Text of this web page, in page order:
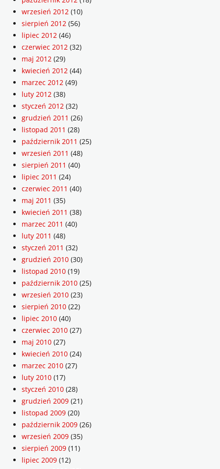
wrzesień 2012 (10)
sierpień 2012 (56)
lipiec 2012 (46)
czerwiec 2012 (32)
maj 2012 (29)
kwiecień 2012 (44)
marzec 2012 (49)
luty 2012 (38)
styczeń 2012 (32)
grudzień 2011 (26)
listopad 2011 (28)
październik 2011 (25)
wrzesień 2011 (48)
sierpień 2011 (40)
lipiec 2011 (24)
czerwiec 2011 (40)
maj 2011 (35)
kwiecień 2011 (38)
marzec 2011 (40)
luty 2011 (48)
styczeń 2011 (32)
grudzień 2010 (30)
listopad 2010 (19)
październik 2010 (25)
wrzesień 2010 (23)
sierpień 2010 (22)
lipiec 2010 (40)
czerwiec 2010 (27)
maj 2010 (27)
kwiecień 2010 (24)
marzec 2010 (27)
luty 2010 (17)
styczeń 2010 (28)
grudzień 2009 (21)
listopad 2009 (20)
październik 2009 (26)
wrzesień 2009 (35)
sierpień 2009 (11)
lipiec 2009 (12)